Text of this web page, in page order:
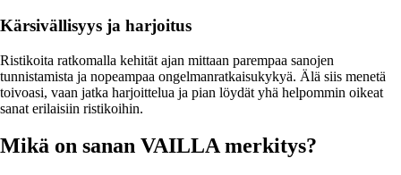
Kärsivällisyys ja harjoitus
Ristikoita ratkomalla kehität ajan mittaan parempaa sanojen
tunnistamista ja nopeampaa ongelmanratkaisukykyä. Älä siis menetä
toivoasi, vaan jatka harjoittelua ja pian löydät yhä helpommin oikeat
sanat erilaisiin ristikoihin.
Mikä on sanan VAILLA merkitys?